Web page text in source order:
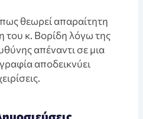
θεωρεί απαραίτητη
του κ. Βορίδη λόγω της
απέναντι σε μια
αποδεικνύει